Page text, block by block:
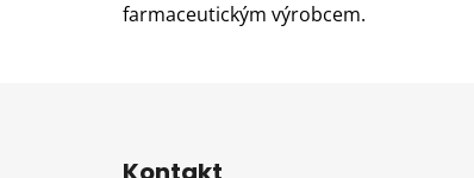
farmaceutickým výrobcem.